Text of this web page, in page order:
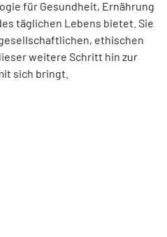
für Gesundheit, Ernährung
täglichen Lebens bietet. Sie
ethischen
weitere Schritt hin zur
sich bringt.